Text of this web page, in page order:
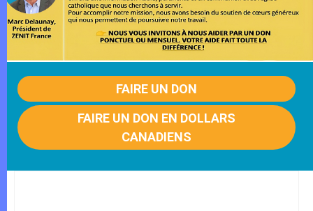
FAIRE UN DON
FAIRE UN DON EN DOLLARS
CANADIENS